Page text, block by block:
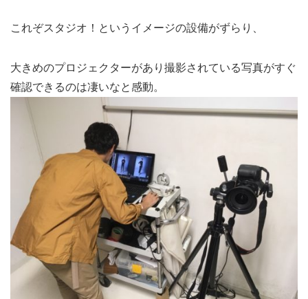
これぞスタジオ！というイメージの設備がずらり、
大きめのプロジェクターがあり撮影されている写真がすぐ
確認できるのは凄いなと感動。